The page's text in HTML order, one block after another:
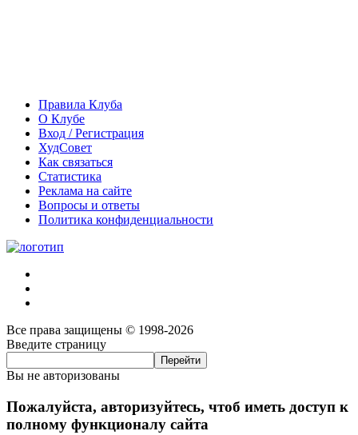
Правила Клуба
О Клубе
Вход / Регистрация
ХудСовет
Как связаться
Статистика
Реклама на сайте
Вопросы и ответы
Политика конфиденциальности
Все права защищены © 1998-2026
Введите страницу
Вы не авторизованы
Пожалуйста, авторизуйтесь, чтоб иметь доступ к
полному функционалу сайта